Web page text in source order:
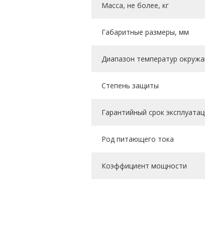
Масса, не более, кг
Габаритные размеры, мм
Диапазон температур
Степень защиты
Гарантийный срок
Род питающего тока
Коэффициент мощности